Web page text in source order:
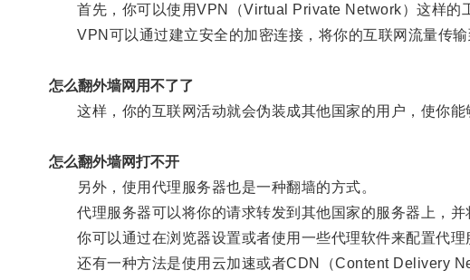
首先，你可以使用VPN（Virtual Private Network）这样的
VPN可以通过建立安全的加密连接，将你的互联网流量传输
怎么翻外墙网用不了了
这样，你的互联网活动就会伪装成其他国家的用户，使你能
怎么翻外墙网打不开
另外，使用代理服务器也是一种翻墙的方式。
代理服务器可以将你的请求转发到其他国家的服务器上，并
你可以通过在浏览器设置或者使用一些代理软件来配置代理
还有一种方法是使用云加速或者CDN（Content Delivery